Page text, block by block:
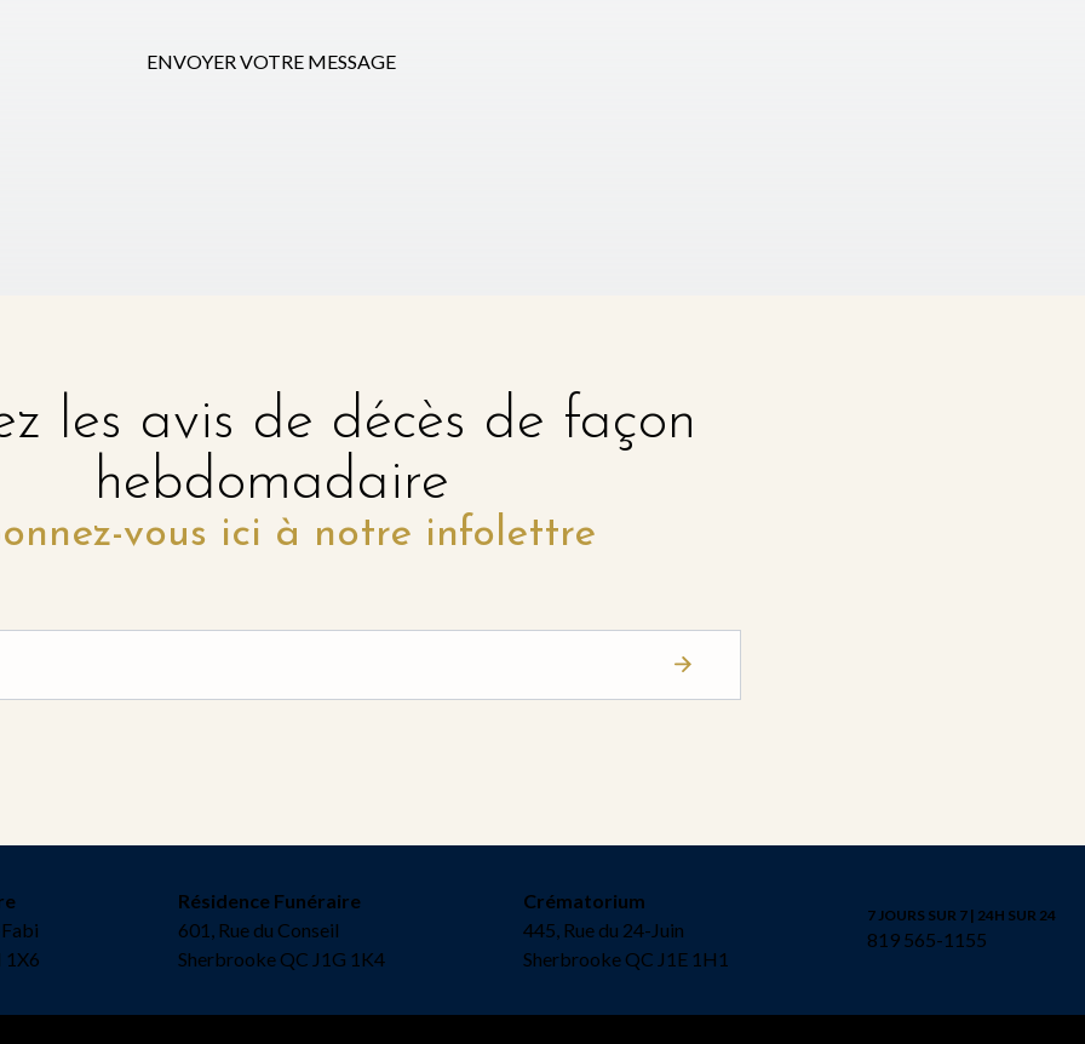
ENVOYER VOTRE MESSAGE
les avis de décès de façon
hebdomadaire
vous ici à notre infolettre
1X6
Résidence Funéraire
601, Rue du Conseil
Sherbrooke QC J1G 1K4
Crématorium
445, Rue du 24-Juin
Sherbrooke QC J1E 1H1
7 JOURS SUR 7 | 24H SUR 24
819 565-1155